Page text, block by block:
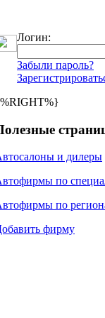
Логин:
Забыли пароль?
и дилеры
по
по
фирму